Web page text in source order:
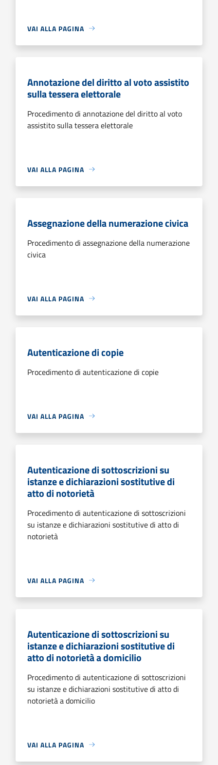
VAI ALLA PAGINA
Annotazione del diritto al voto assistito
sulla tessera elettorale
Procedimento di annotazione del diritto al voto
assistito sulla tessera elettorale
VAI ALLA PAGINA
Assegnazione della numerazione civica
Procedimento di assegnazione della numerazione
civica
VAI ALLA PAGINA
Autenticazione di copie
Procedimento di autenticazione di copie
VAI ALLA PAGINA
Autenticazione di sottoscrizioni su
istanze e dichiarazioni sostitutive di
atto di notorietà
Procedimento di autenticazione di sottoscrizioni
su istanze e dichiarazioni sostitutive di atto di
notorietà
VAI ALLA PAGINA
Autenticazione di sottoscrizioni su
istanze e dichiarazioni sostitutive di
atto di notorietà a domicilio
Procedimento di autenticazione di sottoscrizioni
su istanze e dichiarazioni sostitutive di atto di
notorietà a domicilio
VAI ALLA PAGINA